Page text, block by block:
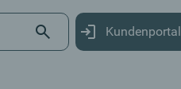
Kundenportal